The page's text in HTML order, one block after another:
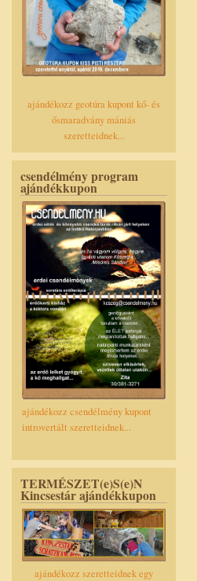
ajándékozz geotúra kupont kő- és
ősmaradvány mániás
szeretteidnek...
csendélmény program
ajándékkupon
ajándékozz csendélmény kupont
introvertált szeretteidnek...
TERMÉSZET(e)S(e)N
Kincsestár ajándékkupon
ajándékozz szeretteidnek egy